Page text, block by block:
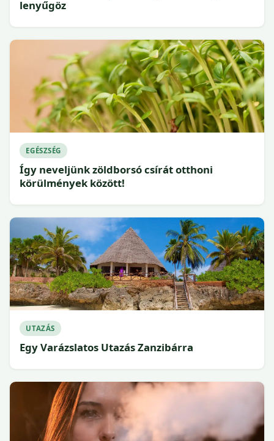
lenyűgöz
EGÉSZSÉG
Így neveljünk zöldborsó csírát otthoni
körülmények között!
UTAZÁS
Egy Varázslatos Utazás Zanzibárra